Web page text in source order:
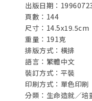
出版日期：
頁數：144
尺寸：14.5x19.5cm
重量：191克
排版方式：橫排
語言：繁體中文
裝訂方式：平裝
印刷方式：單色印刷
分類：生命造就／培